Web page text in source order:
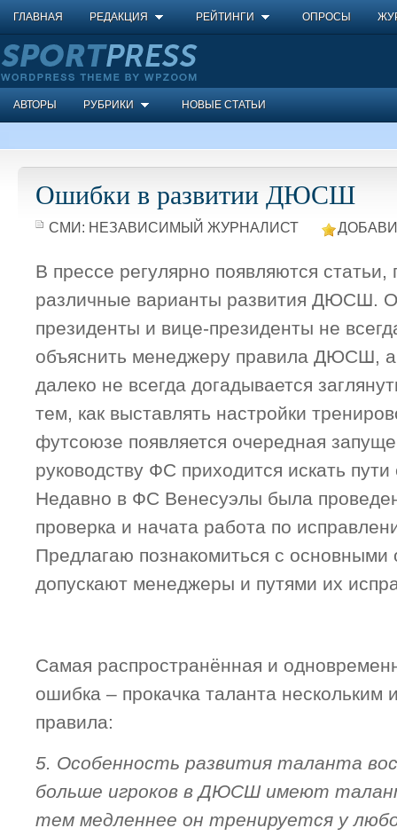
ГЛАВНАЯ РЕДАКЦИЯ РЕЙТИНГИ ОПРОСЫ
АВТОРЫ РУБРИКИ НОВЫЕ СТАТЬИ
Ошибки в развитии ДЮСШ
СМИ: НЕЗАВИСИМЫЙ ЖУРНАЛИСТ
В прессе регулярно появляются
различные варианты развития ДЮСШ.
президенты и вице-президенты не
объяснить менеджеру правила ДЮСШ,
далеко не всегда догадывается
тем, как выставлять настройки
футсоюзе появляется очередная
руководству ФС приходится искать
Недавно в ФС Венесуэлы была
проверка и начата работа по
Предлагаю познакомиться с
допускают менеджеры и путями их
Самая распространённая и
ошибка – прокачка таланта нескольким
правила:
5. Особенность развития таланта
больше игроков в ДЮСШ имеют
тем медленнее он тренируется у